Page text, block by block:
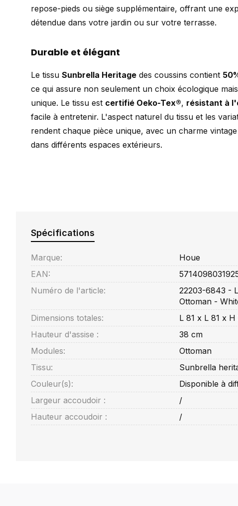
repose-pieds ou siège supplémentaire, offrant une
détendue dans votre jardin ou sur votre terrasse.
Durable et élégant
Le tissu Sunbrella Heritage des coussins contient
ce qui assure non seulement un choix écologique
unique. Le tissu est certifié Oeko-Tex®, résistant à
facile à entretenir. L'aspect naturel du tissu et les
rendent chaque pièce unique, avec un charme
dans différents espaces extérieurs.
Spécifications
Marque:
Houe
EAN:
Numéro de l'article:
22203-6843 -
Ottoman -
Dimensions totales:
L 81 x L 81 x
Hauteur d'assise :
38 cm
Modules:
Ottoman
Tissu:
Sunbrella
Couleur(s):
Disponible à
Largeur accoudoir :
/
Hauteur accoudoir :
/